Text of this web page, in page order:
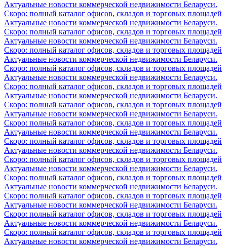
Актуальные новости коммерческой недвижимости Беларуси.
Скоро: полный каталог офисов, складов и торговых площадей
Актуальные новости коммерческой недвижимости Беларуси.
Скоро: полный каталог офисов, складов и торговых площадей
Актуальные новости коммерческой недвижимости Беларуси.
Скоро: полный каталог офисов, складов и торговых площадей
Актуальные новости коммерческой недвижимости Беларуси.
Скоро: полный каталог офисов, складов и торговых площадей
Актуальные новости коммерческой недвижимости Беларуси.
Скоро: полный каталог офисов, складов и торговых площадей
Актуальные новости коммерческой недвижимости Беларуси.
Скоро: полный каталог офисов, складов и торговых площадей
Актуальные новости коммерческой недвижимости Беларуси.
Скоро: полный каталог офисов, складов и торговых площадей
Актуальные новости коммерческой недвижимости Беларуси.
Скоро: полный каталог офисов, складов и торговых площадей
Актуальные новости коммерческой недвижимости Беларуси.
Скоро: полный каталог офисов, складов и торговых площадей
Актуальные новости коммерческой недвижимости Беларуси.
Скоро: полный каталог офисов, складов и торговых площадей
Актуальные новости коммерческой недвижимости Беларуси.
Скоро: полный каталог офисов, складов и торговых площадей
Актуальные новости коммерческой недвижимости Беларуси.
Скоро: полный каталог офисов, складов и торговых площадей
Актуальные новости коммерческой недвижимости Беларуси.
Скоро: полный каталог офисов, складов и торговых площадей
Актуальные новости коммерческой недвижимости Беларуси.